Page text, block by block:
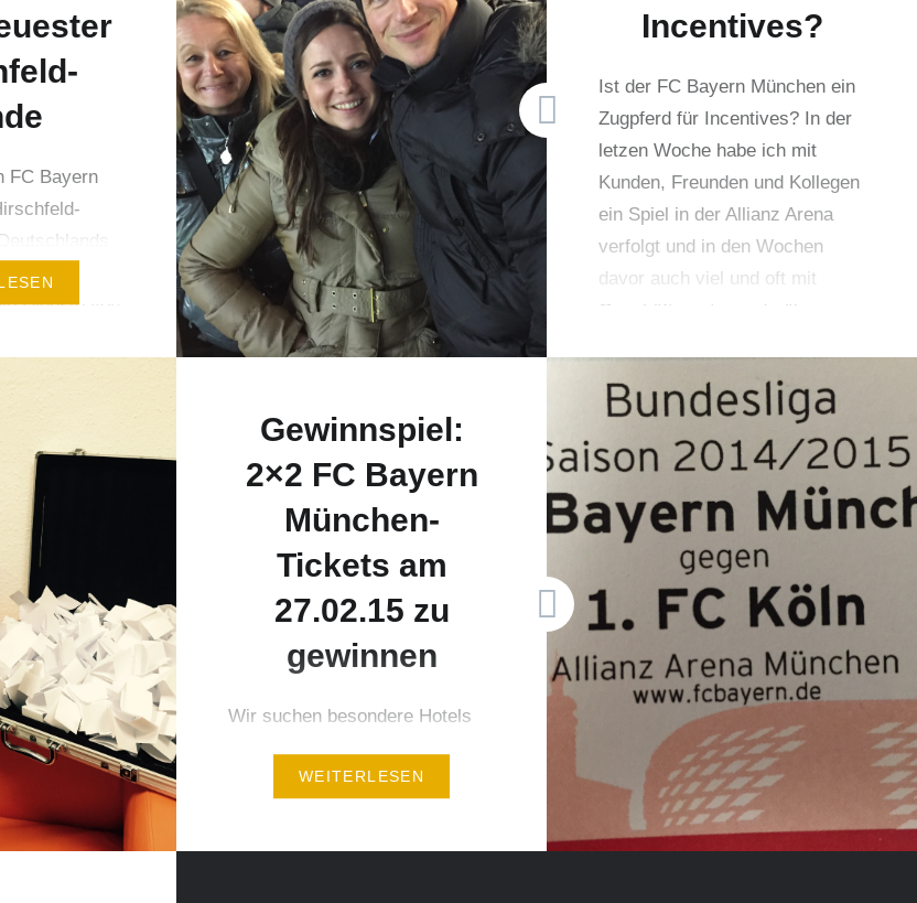
FC Bayern
Dienste von
ich mich
Jahr lang
Team
für den
im Pitch
Incentives?
Ist der FC Bayern München ein
Zugpferd für Incentives? In der
letzen Woche habe ich mit
Kunden, Freunden und Kollegen
ein Spiel in der Allianz Arena
verfolgt und in den Wochen
davor auch viel und oft mit
Geschäftspartnern darüber
Gewinnspiel:
2×2 FC Bayern
München-
Tickets am
27.02.15 zu
gewinnen
Wir suchen besondere Hotels
Incentive-Programme! Sie
WEITERLESEN